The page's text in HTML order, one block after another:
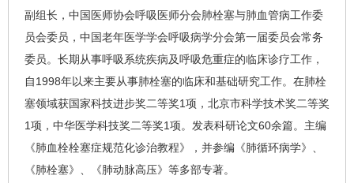
副组长，中国医师协会呼吸医师分会肺栓塞与肺血管病工作委
员会委员，中国老年医学学会呼吸病学分会第一届委员会常务
委员。长期从事呼吸系统疾病及呼吸危重症的临床诊疗工作，
自1998年以来主要从事肺栓塞的临床和基础研究工作。在肺栓
塞领域获国家科技进步奖二等奖1项，北京市科学技术奖二等奖
1项，中华医学科技奖二等奖1项。发表科研论文60余篇。主编
《肺血栓栓塞症规范化诊治教程》，并参编《肺循环病学》、
《肺栓塞》、《肺动脉高压》等多部专著。